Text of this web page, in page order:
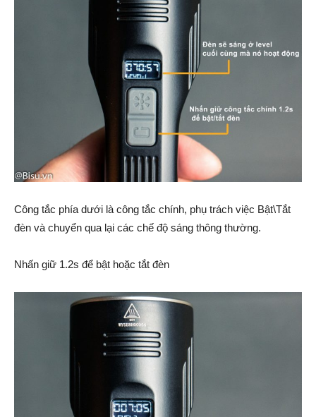
Công tắc phía dưới là công tắc chính, phụ trách việc Bật\Tắt
đèn và chuyển qua lại các chế độ sáng thông thường.
Nhấn giữ 1.2s để bật hoặc tắt đèn